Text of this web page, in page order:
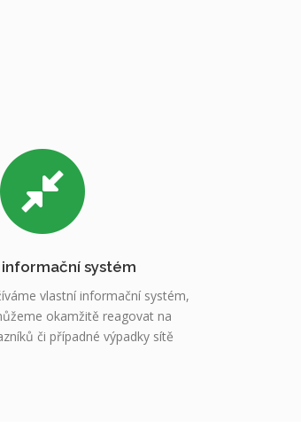
systém
vlastní informační systém,
okamžitě reagovat na
či případné výpadky sítě